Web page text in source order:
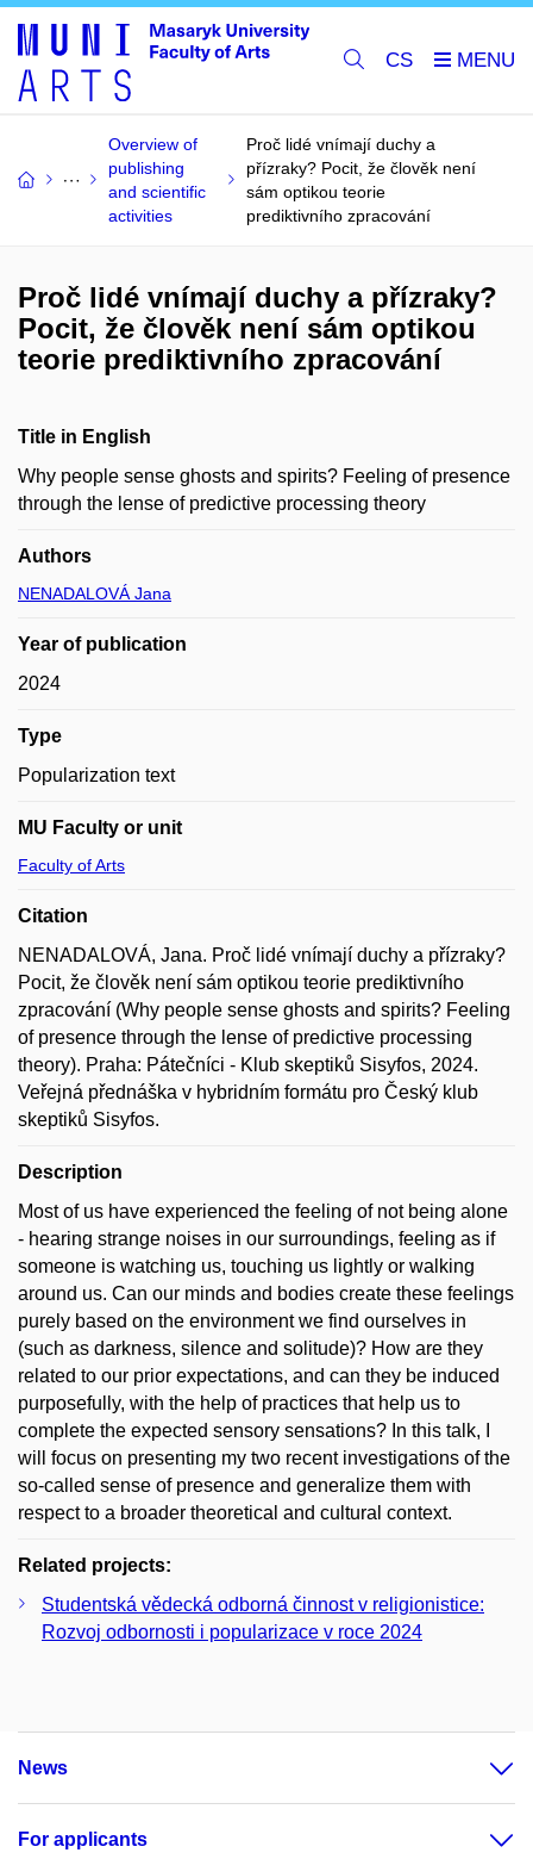
CS
Overview of
publishing
and scientific
activities
Proč lidé vnímají duchy a
přízraky? Pocit, že člověk není
sám optikou teorie
prediktivního zpracování
Proč lidé vnímají duchy a přízraky?
Pocit, že člověk není sám optikou
teorie prediktivního zpracování
Title in English
Why people sense ghosts and spirits? Feeling of presence
through the lense of predictive processing theory
Authors
NENADALOVÁ Jana
Year of publication
2024
Type
Popularization text
MU Faculty or unit
Faculty of Arts
Citation
NENADALOVÁ, Jana. Proč lidé vnímají duchy a přízraky?
Pocit, že člověk není sám optikou teorie prediktivního
zpracování (Why people sense ghosts and spirits? Feeling
of presence through the lense of predictive processing
theory). Praha: Pátečníci - Klub skeptiků Sisyfos, 2024.
Veřejná přednáška v hybridním formátu pro Český klub
skeptiků Sisyfos.
Description
Most of us have experienced the feeling of not being alone
- hearing strange noises in our surroundings, feeling as if
someone is watching us, touching us lightly or walking
around us. Can our minds and bodies create these feelings
purely based on the environment we find ourselves in
(such as darkness, silence and solitude)? How are they
related to our prior expectations, and can they be induced
purposefully, with the help of practices that help us to
complete the expected sensory sensations? In this talk, I
will focus on presenting my two recent investigations of the
so-called sense of presence and generalize them with
respect to a broader theoretical and cultural context.
Related projects:
Studentská vědecká odborná činnost v religionistice:
Rozvoj odbornosti i popularizace v roce 2024
News
For applicants